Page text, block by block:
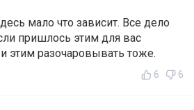
мало что зависит. Все дело
пришлось этим для вас
этим разочаровывать тоже.
6 6